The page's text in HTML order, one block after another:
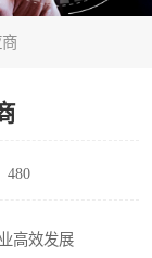
480
高效发展